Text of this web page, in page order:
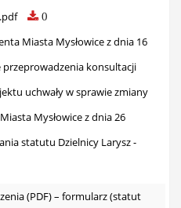
0
Miasta Mysłowice z dnia 16
przeprowadzenia konsultacji
uchwały w sprawie zmiany
Mysłowice z dnia 26
statutu Dzielnicy Larysz -
(PDF) – formularz (statut